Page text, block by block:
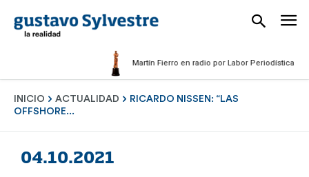
Martín Fierro en radio por Labor Periodística
INICIO ACTUALIDAD
RICARDO NISSEN: “LAS
OFFSHORE...
04.10.2021